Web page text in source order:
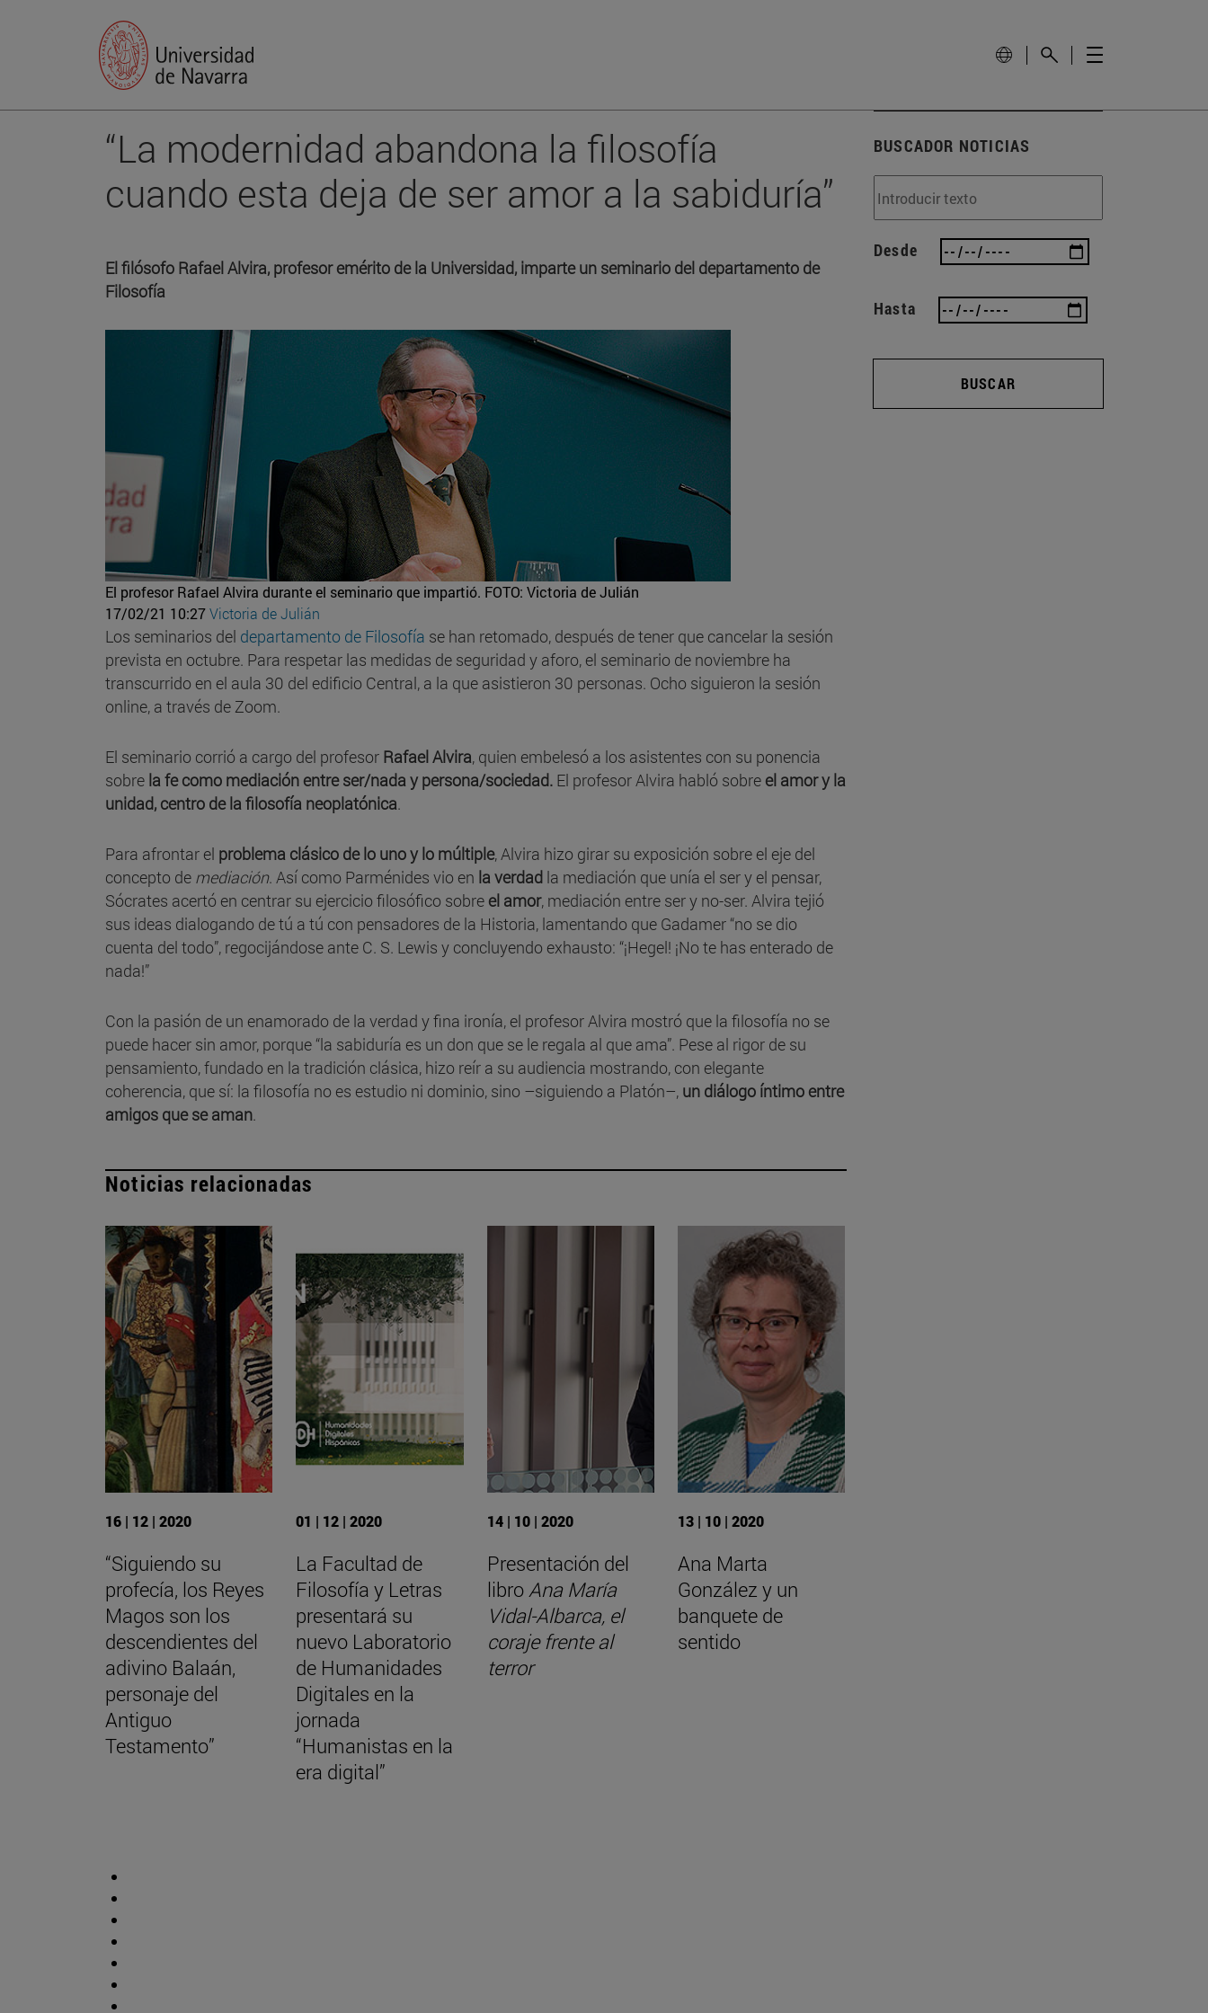
“La modernidad abandona la filosofía
cuando esta deja de ser amor a la sabiduría”
El filósofo Rafael Alvira, profesor emérito de la Universidad, imparte un seminario del departamento de
Filosofía
El profesor Rafael Alvira durante el seminario que impartió. FOTO: Victoria de Julián
17/02/21 10:27Victoria de Julián
Los seminarios del departamento de Filosofía se han retomado, después de tener que cancelar la sesión
prevista en octubre. Para respetar las medidas de seguridad y aforo, el seminario de noviembre ha
transcurrido en el aula 30 del edificio Central, a la que asistieron 30 personas. Ocho siguieron la sesión
online, a través de Zoom.
El seminario corrió a cargo del profesor Rafael Alvira, quien embelesó a los asistentes con su ponencia
sobre la fe como mediación entre ser/nada y persona/sociedad. El profesor Alvira habló sobre el amor y la
unidad, centro de la filosofía neoplatónica.
Para afrontar el problema clásico de lo uno y lo múltiple, Alvira hizo girar su exposición sobre el eje del
concepto de mediación. Así como Parménides vio en la verdad la mediación que unía el ser y el pensar,
Sócrates acertó en centrar su ejercicio filosófico sobre el amor, mediación entre ser y no-ser. Alvira tejió
sus ideas dialogando de tú a tú con pensadores de la Historia, lamentando que Gadamer “no se dio
cuenta del todo”, regocijándose ante C. S. Lewis y concluyendo exhausto: “¡Hegel! ¡No te has enterado de
nada!”
Con la pasión de un enamorado de la verdad y fina ironía, el profesor Alvira mostró que la filosofía no se
puede hacer sin amor, porque “la sabiduría es un don que se le regala al que ama”. Pese al rigor de su
pensamiento, fundado en la tradición clásica, hizo reír a su audiencia mostrando, con elegante
coherencia, que sí: la filosofía no es estudio ni dominio, sino –siguiendo a Platón–, un diálogo íntimo entre
amigos que se aman.
Noticias relacionadas
16 | 12 | 2020
“Siguiendo su
profecía, los Reyes
Magos son los
descendientes del
adivino Balaán,
personaje del
Antiguo
Testamento”
01 | 12 | 2020
La Facultad de
Filosofía y Letras
presentará su
nuevo Laboratorio
de Humanidades
Digitales en la
jornada
“Humanistas en la
era digital”
14 | 10 | 2020
Presentación del
libro Ana María
Vidal-Albarca, el
coraje frente al
terror
13 | 10 | 2020
Ana Marta
González y un
banquete de
sentido
BUSCADOR NOTICIAS
Desde
Hasta
BUSCAR